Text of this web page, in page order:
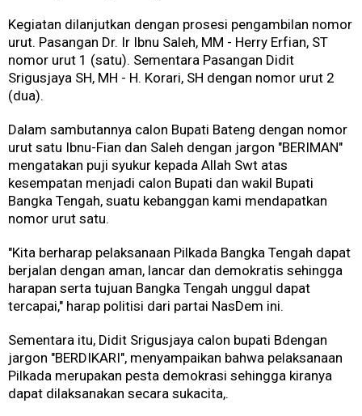
Kegiatan dilanjutkan dengan prosesi pengambilan nomor
urut. Pasangan Dr. Ir Ibnu Saleh, MM - Herry Erfian, ST
nomor urut 1 (satu). Sementara Pasangan Didit
Srigusjaya SH, MH - H. Korari, SH dengan nomor urut 2
(dua).
Dalam sambutannya calon Bupati Bateng dengan nomor
urut satu Ibnu-Fian dan Saleh dengan jargon "BERIMAN"
mengatakan puji syukur kepada Allah Swt atas
kesempatan menjadi calon Bupati dan wakil Bupati
Bangka Tengah, suatu kebanggan kami mendapatkan
nomor urut satu.
"Kita berharap pelaksanaan Pilkada Bangka Tengah dapat
berjalan dengan aman, lancar dan demokratis sehingga
harapan serta tujuan Bangka Tengah unggul dapat
tercapai," harap politisi dari partai NasDem ini.
Sementara itu, Didit Srigusjaya calon bupati Bdengan
jargon "BERDIKARI", menyampaikan bahwa pelaksanaan
Pilkada merupakan pesta demokrasi sehingga kiranya
dapat dilaksanakan secara sukacita,.